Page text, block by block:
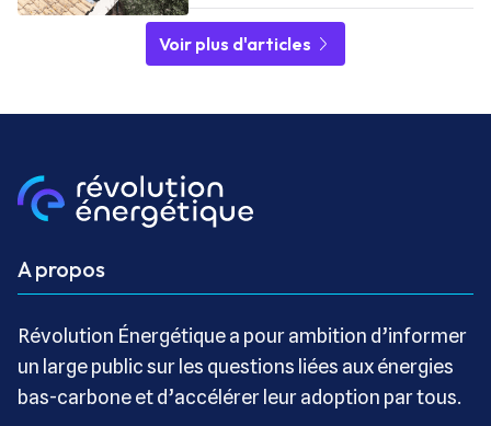
Voir plus d'articles
A propos
Révolution Énergétique a pour ambition d’informer
un large public sur les questions liées aux énergies
bas-carbone et d’accélérer leur adoption par tous.